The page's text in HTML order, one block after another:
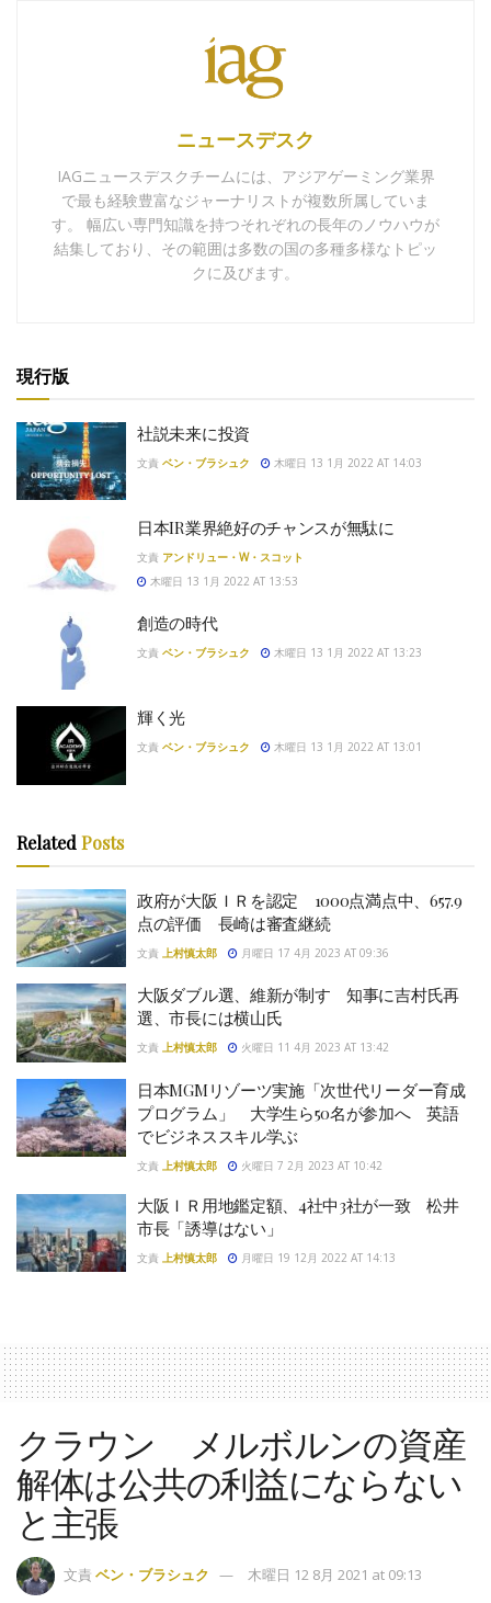
ニュースデスク
IAGニュースデスクチームには、アジアゲーミング業界
で最も経験豊富なジャーナリストが複数所属していま
す。 幅広い専門知識を持つそれぞれの長年のノウハウが
結集しており、その範囲は多数の国の多種多様なトピッ
クに及びます。
現行版
社説未来に投資
文責 ベン・ブラシュク 木曜日 13 1月 2022 AT 14:03
日本IR業界絶好のチャンスが無駄に
文責 アンドリュー・W・スコット
木曜日 13 1月 2022 AT 13:53
創造の時代
文責 ベン・ブラシュク 木曜日 13 1月 2022 AT 13:23
輝く光
文責 ベン・ブラシュク 木曜日 13 1月 2022 AT 13:01
Related Posts
政府が大阪ＩＲを認定 1000点満点中、657.9
点の評価 長崎は審査継続
文責 上村慎太郎 月曜日 17 4月 2023 AT 09:36
大阪ダブル選、維新が制す 知事に吉村氏再
選、市長には横山氏
文責 上村慎太郎 火曜日 11 4月 2023 AT 13:42
日本MGMリゾーツ実施「次世代リーダー育成
プログラム」 大学生ら50名が参加へ 英語
でビジネススキル学ぶ
文責 上村慎太郎 火曜日 7 2月 2023 AT 10:42
大阪ＩＲ用地鑑定額、4社中3社が一致 松井
市長「誘導はない」
文責 上村慎太郎 月曜日 19 12月 2022 AT 14:13
クラウン メルボルンの資産
解体は公共の利益にならない
と主張
文責 ベン・ブラシュク 木曜日 12 8月 2021 at 09:13